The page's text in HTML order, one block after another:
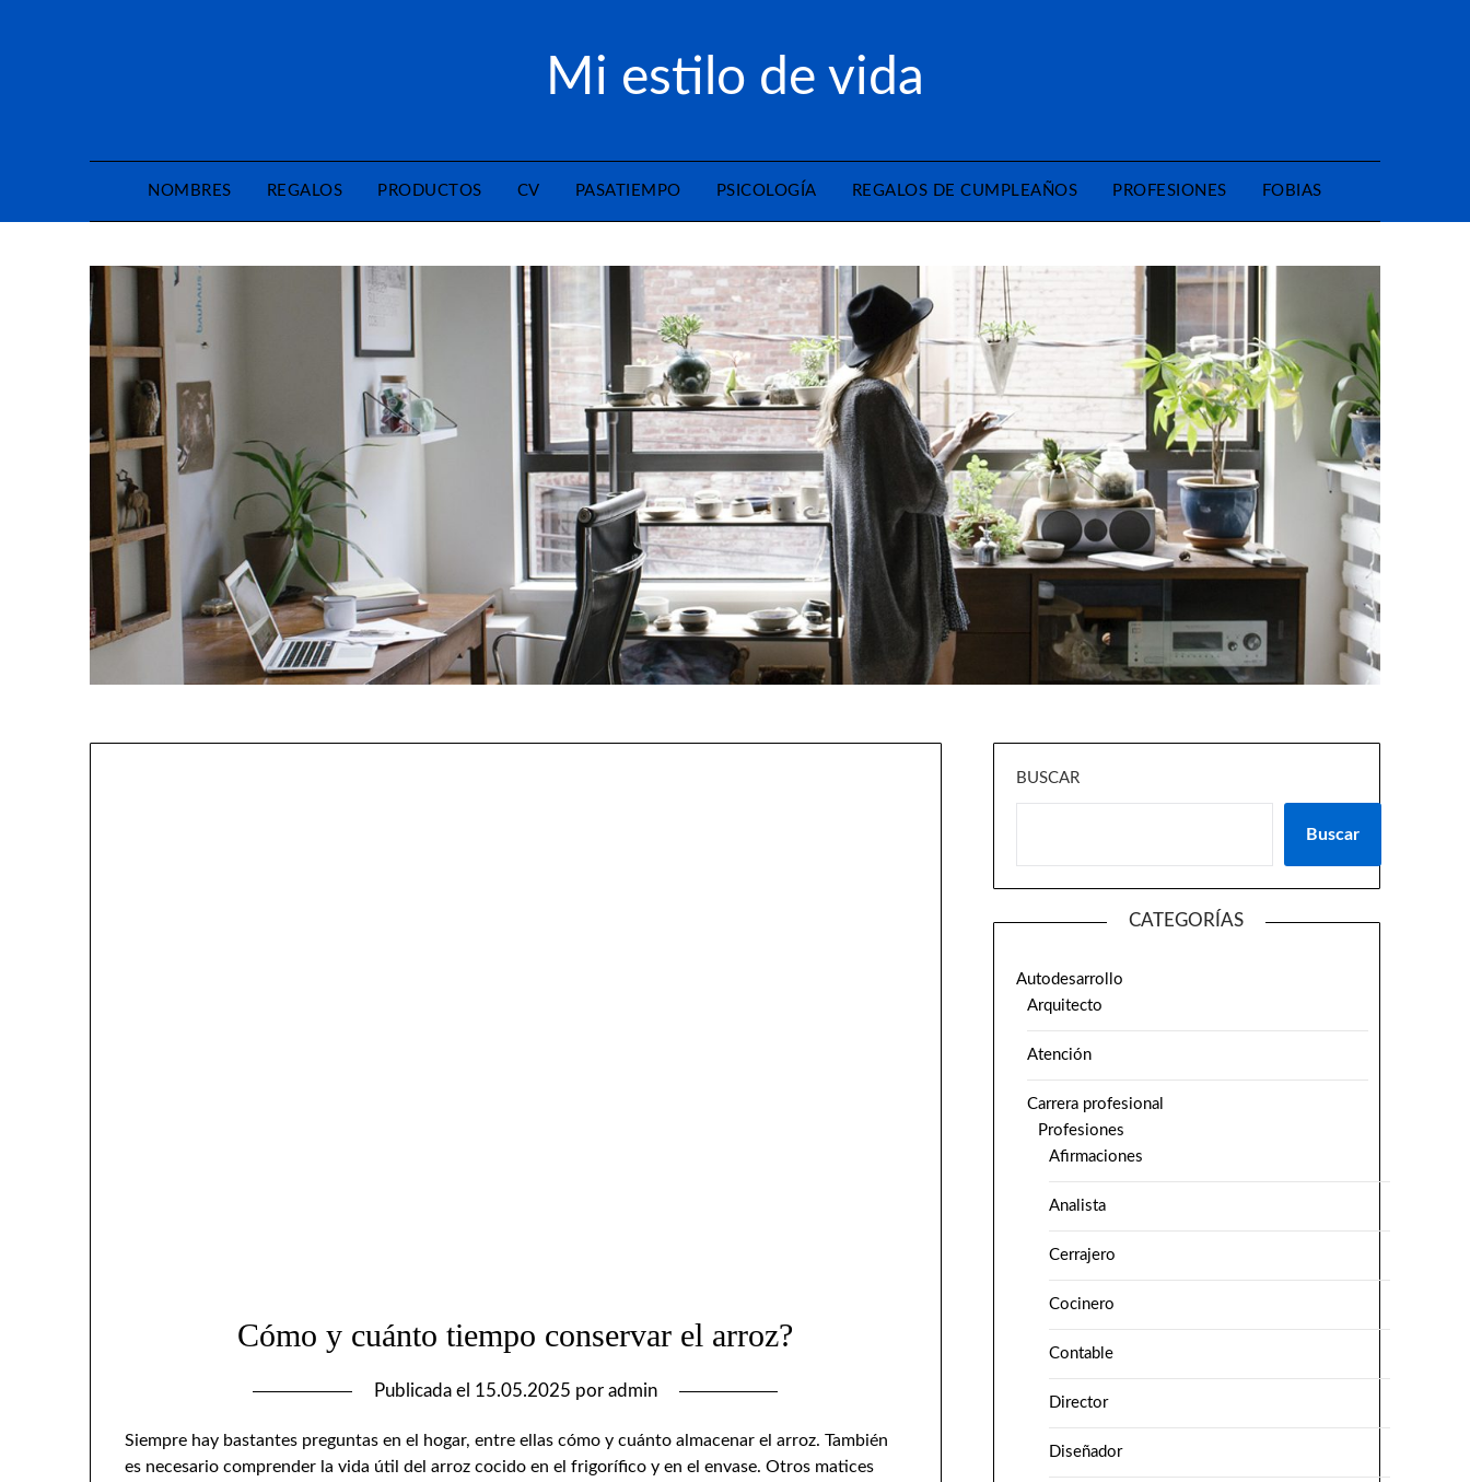
Mi estilo de vida
NOMBRES REGALOS PRODUCTOS CV PASATIEMPO PSICOLOGÍA REGALOS DE CUMPLEAÑOS PROFESIONES FOBIAS
Cómo y cuánto tiempo conservar el arroz?
Publicada el 15.05.2025 por admin
Siempre hay bastantes preguntas en el hogar, entre ellas cómo y cuánto almacenar el arroz. También
es necesario comprender la vida útil del arroz cocido en el frigorífico y en el envase. Otros matices
BUSCAR
Buscar
CATEGORÍAS
Autodesarrollo
Arquitecto
Atención
Carrera profesional
Profesiones
Afirmaciones
Analista
Cerrajero
Cocinero
Contable
Director
Diseñador